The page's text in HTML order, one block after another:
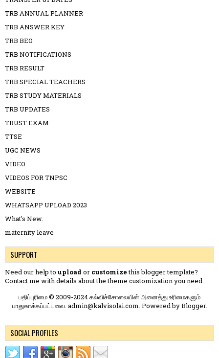
TRB ANNUAL PLANNER
TRB ANSWER KEY
TRB BEO
TRB NOTIFICATIONS
TRB RESULT
TRB SPECIAL TEACHERS
TRB STUDY MATERIALS
TRB UPDATES
TRUST EXAM
TTSE
UGC NEWS
VIDEO
VIDEOS FOR TNPSC
WEBSITE
WHATSAPP UPLOAD 2023
What's New.
maternity leave
SUPPORT
Need our help to upload or customizethis blogger template?
Contact me with details about the theme customization you need.
பதிப்புரிமை © 2009-2024 கல்விச்சோலையின் அனைத்து உரிமைகளும்
பாதுகாக்கப்பட்டவை. admin@kalvisolai.com. Powered byBlogger.
SOCIAL PROFILES